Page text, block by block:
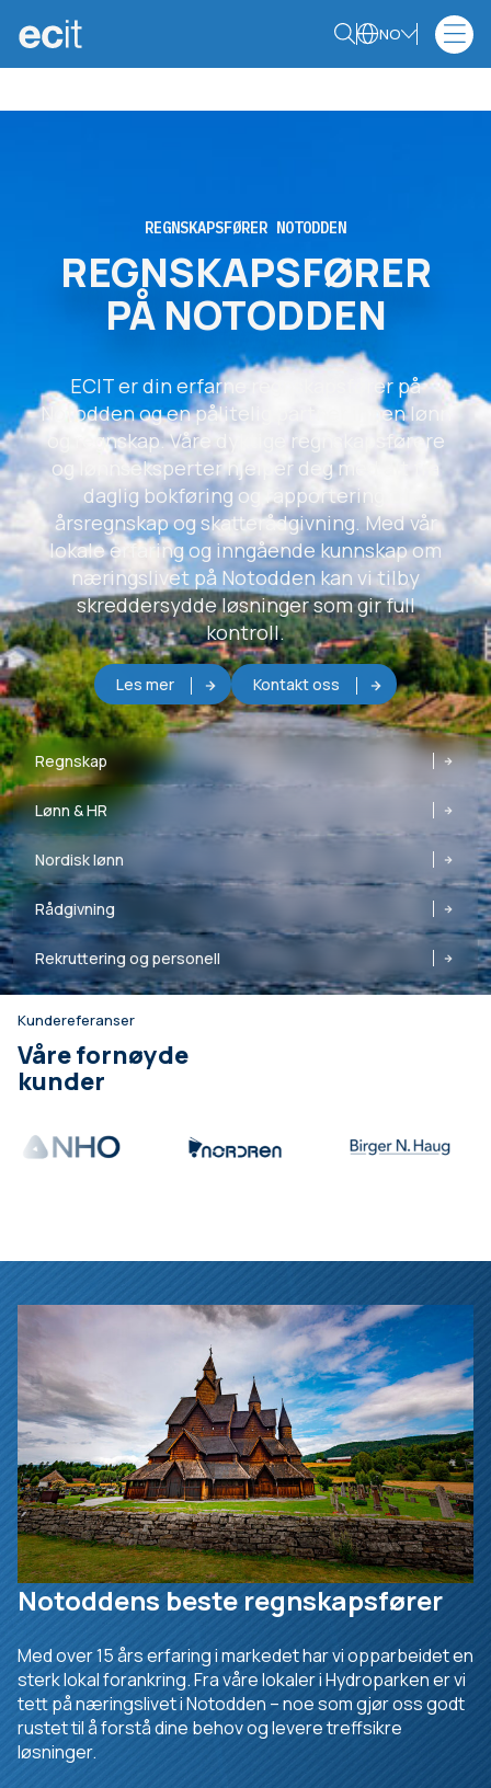
NO
REGNSKAPSFØRER NOTODDEN
REGNSKAPSFØRER
PÅ NOTODDEN
ECIT er din erfarne regnskapsfører på
Notodden og en pålitelig partner innen lønn
og regnskap. Våre dyktige regnskapsførere
og lønnseksperter hjelper deg med alt fra
daglig bokføring og rapportering til
årsregnskap og skatterådgivning. Med vår
lokale erfaring og inngående kunnskap om
næringslivet på Notodden kan vi tilby
skreddersydde løsninger som gir full
kontroll.
Les mer Kontakt oss
Regnskap
Lønn & HR
Nordisk lønn
Rådgivning
Rekruttering og personell
Kundereferanser
Våre fornøyde
kunder
Notoddens beste regnskapsfører
Med over 15 års erfaring i markedet har vi opparbeidet en
sterk lokal forankring. Fra våre lokaler i Hydroparken er vi
tett på næringslivet i Notodden – noe som gjør oss godt
rustet til å forstå dine behov og levere treffsikre
løsninger.